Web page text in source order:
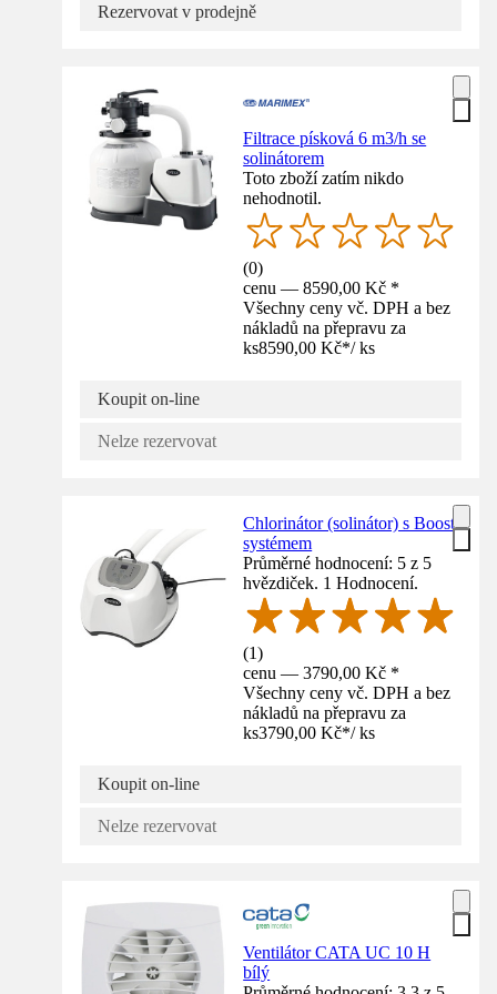
Rezervovat v prodejně
Filtrace písková 6 m3/h se
solinátorem
Toto zboží zatím nikdo
nehodnotil.
(0)
cenu — 8590,00 Kč *
Všechny ceny vč. DPH a bez
nákladů na přepravu za
ks8590,00 Kč*/ ks
Koupit on-line
Nelze rezervovat
Chlorinátor (solinátor) s Boost
systémem
Průměrné hodnocení: 5 z 5
hvězdiček. 1 Hodnocení.
(1)
cenu — 3790,00 Kč *
Všechny ceny vč. DPH a bez
nákladů na přepravu za
ks3790,00 Kč*/ ks
Koupit on-line
Nelze rezervovat
Ventilátor CATA UC 10 H
bílý